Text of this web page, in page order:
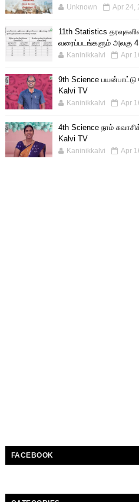
Unknown Apr 24,
11th Statistics
வரைப்படங்களும் அலகு 4
Kaninikkalvi Apr
9th Science பயன்பாட்டு
Kalvi TV
Kaninikkalvi Apr
4th Science நாம்
Kalvi TV
Kaninikkalvi Apr
FACEBOOK